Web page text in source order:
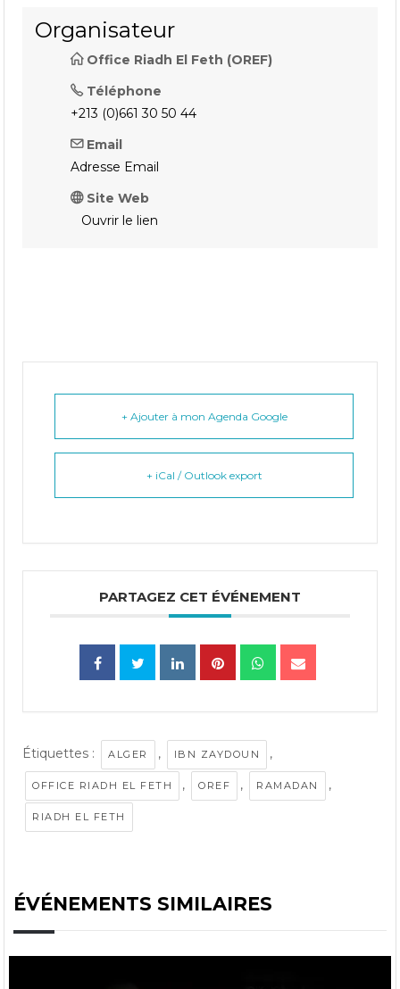
Organisateur
Office Riadh El Feth (OREF)
Téléphone
+213 (0)661 30 50 44
Email
Adresse Email
Site Web
Ouvrir le lien
+ Ajouter à mon Agenda Google
+ iCal / Outlook export
PARTAGEZ CET ÉVÉNEMENT
Étiquettes : ALGER , IBN ZAYDOUN ,
OFFICE RIADH EL FETH , OREF , RAMADAN ,
RIADH EL FETH
ÉVÉNEMENTS SIMILAIRES